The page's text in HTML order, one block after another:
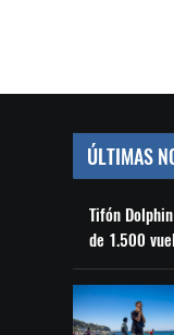
ÚLTIMAS
Tifón
de 1.500